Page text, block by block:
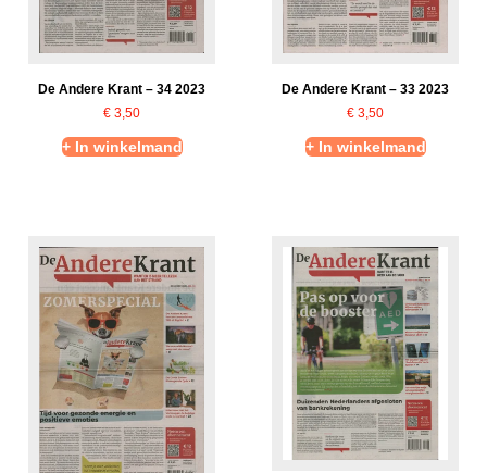
De Andere Krant – 34 2023
€ 3,50
+ In winkelmand
De Andere Krant – 33 2023
€ 3,50
+ In winkelmand